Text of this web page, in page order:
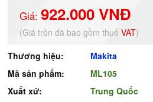
Giá:922.000 VNĐ
(Giá trên đã bao gồm thuếVAT)
Thương hiệu:
Makita
Mã sản phẩm:
ML105
Xuất xứ:
Trung Quốc